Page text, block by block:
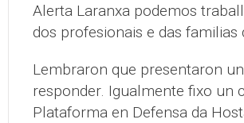
Alerta Laranxa podemos
dos profesionais e das familias
Lembraron que presentaron
responder. Igualmente fixo un
Plataforma en Defensa da